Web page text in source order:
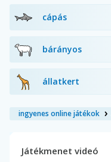
cápás
bárányos
állatkert
ingyenes online játékok
Játékmenet videó